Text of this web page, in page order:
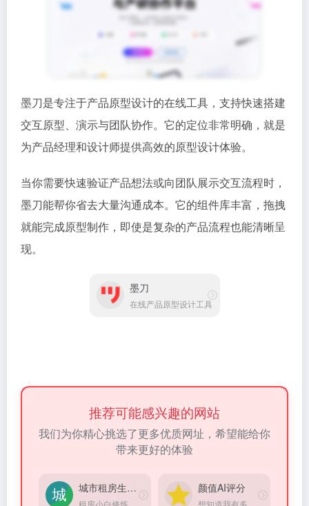
墨刀是专注于产品原型设计的在线工具，支持快速搭建
交互原型、演示与团队协作。它的定位非常明确，就是
为产品经理和设计师提供高效的原型设计体验。
当你需要快速验证产品想法或向团队展示交互流程时，
墨刀能帮你省去大量沟通成本。它的组件库丰富，拖拽
就能完成原型制作，即使是复杂的产品流程也能清晰呈
现。
墨刀
在线产品原型设计工具
推荐可能感兴趣的网站
我们为你精心挑选了更多优质网址，希望能给你
带来更好的体验
城市租房生存指南 颜值AI评分